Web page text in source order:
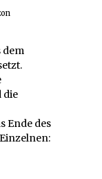
dem
die
Ende des